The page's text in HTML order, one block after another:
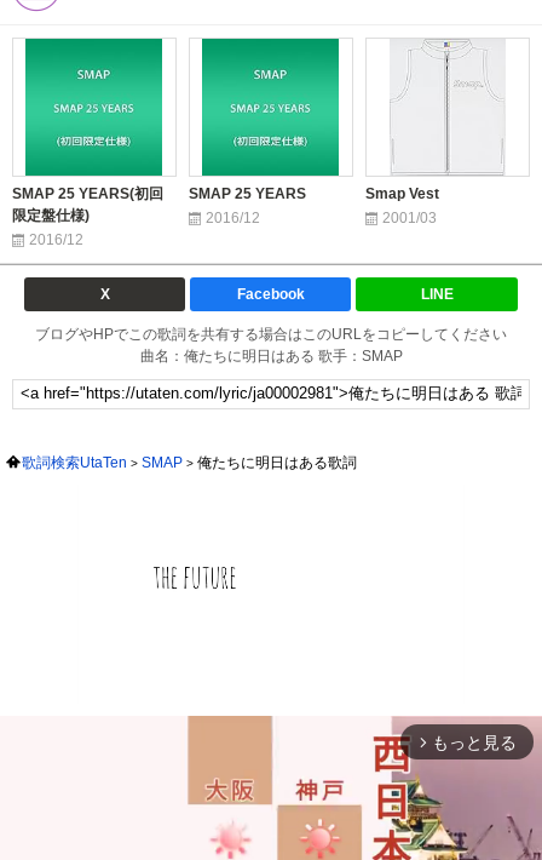
SMAP 25 YEARS(初回
限定盤仕様)
2016/12
SMAP 25 YEARS
2016/12
Smap Vest
2001/03
X Facebook LINE
ブログやHPでこの歌詞を共有する場合はこのURLをコピーしてください
曲名：俺たちに明日はある 歌手：SMAP
歌詞検索UtaTen SMAP 俺たちに明日はある歌詞
arrow_forward_ios もっと見る